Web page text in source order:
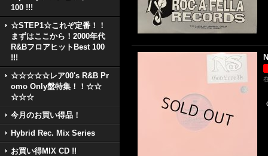
100 !!!
☆STEP1☆これぞ定番！！
まずはここから！2000年代
R&BフロアヒットBest 100
!!!
☆☆☆☆☆レア00's R&B Pr
omo Only盤特集！！☆☆
☆☆☆
今月のお買い得品！
Hybrid Rec. Mix Series
お買い得MIX CD !!